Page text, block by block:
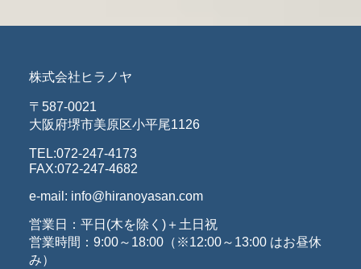
株式会社ヒラノヤ
〒587-0021
大阪府堺市美原区小平尾1126
TEL:072-247-4173
FAX:072-247-4682
e-mail: info@hiranoyasan.com
営業日：平日(木を除く)＋土日祝
営業時間：9:00～18:00（※12:00～13:00 はお昼休
み）